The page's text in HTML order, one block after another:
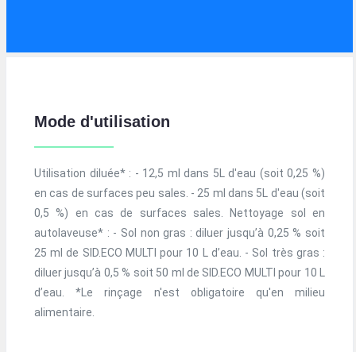
Mode d'utilisation
Utilisation diluée* : - 12,5 ml dans 5L d'eau (soit 0,25 %)
en cas de surfaces peu sales. - 25 ml dans 5L d'eau (soit
0,5 %) en cas de surfaces sales. Nettoyage sol en
autolaveuse* : - Sol non gras : diluer jusqu’à 0,25 % soit
25 ml de SID.ECO MULTI pour 10 L d’eau. - Sol très gras :
diluer jusqu’à 0,5 % soit 50 ml de SID.ECO MULTI pour 10 L
d’eau. *Le rinçage n'est obligatoire qu'en milieu
alimentaire.